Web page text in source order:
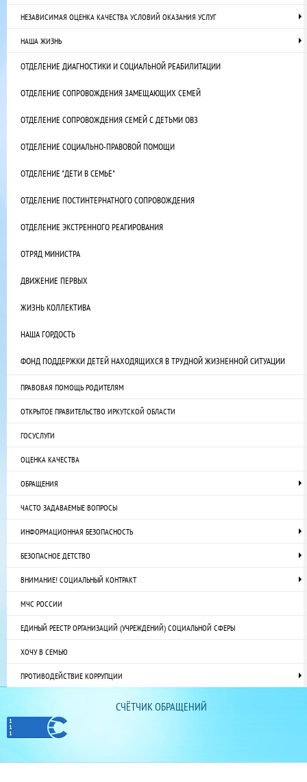
НЕЗАВИСИМАЯ ОЦЕНКА КАЧЕСТВА УСЛОВИЙ ОКАЗАНИЯ УСЛУГ
НАША ЖИЗНЬ
ОТДЕЛЕНИЕ ДИАГНОСТИКИ И СОЦИАЛЬНОЙ РЕАБИЛИТАЦИИ
ОТДЕЛЕНИЕ СОПРОВОЖДЕНИЯ ЗАМЕЩАЮЩИХ СЕМЕЙ
ОТДЕЛЕНИЕ СОПРОВОЖДЕНИЯ СЕМЕЙ С ДЕТЬМИ ОВЗ
ОТДЕЛЕНИЕ СОЦИАЛЬНО-ПРАВОВОЙ ПОМОЩИ
ОТДЕЛЕНИЕ "ДЕТИ В СЕМЬЕ"
ОТДЕЛЕНИЕ ПОСТИНТЕРНАТНОГО СОПРОВОЖДЕНИЯ
ОТДЕЛЕНИЕ ЭКСТРЕННОГО РЕАГИРОВАНИЯ
ОТРЯД МИНИСТРА
ДВИЖЕНИЕ ПЕРВЫХ
ЖИЗНЬ КОЛЛЕКТИВА
НАША ГОРДОСТЬ
ФОНД ПОДДЕРЖКИ ДЕТЕЙ НАХОДЯЩИХСЯ В ТРУДНОЙ ЖИЗНЕННОЙ СИТУАЦИИ
ПРАВОВАЯ ПОМОЩЬ РОДИТЕЛЯМ
ОТКРЫТОЕ ПРАВИТЕЛЬСТВО ИРКУТСКОЙ ОБЛАСТИ
ГОСУСЛУГИ
ОЦЕНКА КАЧЕСТВА
ОБРАЩЕНИЯ
ЧАСТО ЗАДАВАЕМЫЕ ВОПРОСЫ
ИНФОРМАЦИОННАЯ БЕЗОПАСНОСТЬ
БЕЗОПАСНОЕ ДЕТСТВО
ВНИМАНИЕ! СОЦИАЛЬНЫЙ КОНТРАКТ
МЧС РОССИИ
ЕДИНЫЙ РЕЕСТР ОРГАНИЗАЦИЙ (УЧРЕЖДЕНИЙ) СОЦИАЛЬНОЙ СФЕРЫ
ХОЧУ В СЕМЬЮ
ПРОТИВОДЕЙСТВИЕ КОРРУПЦИИ
СЧЁТЧИК ОБРАЩЕНИЙ